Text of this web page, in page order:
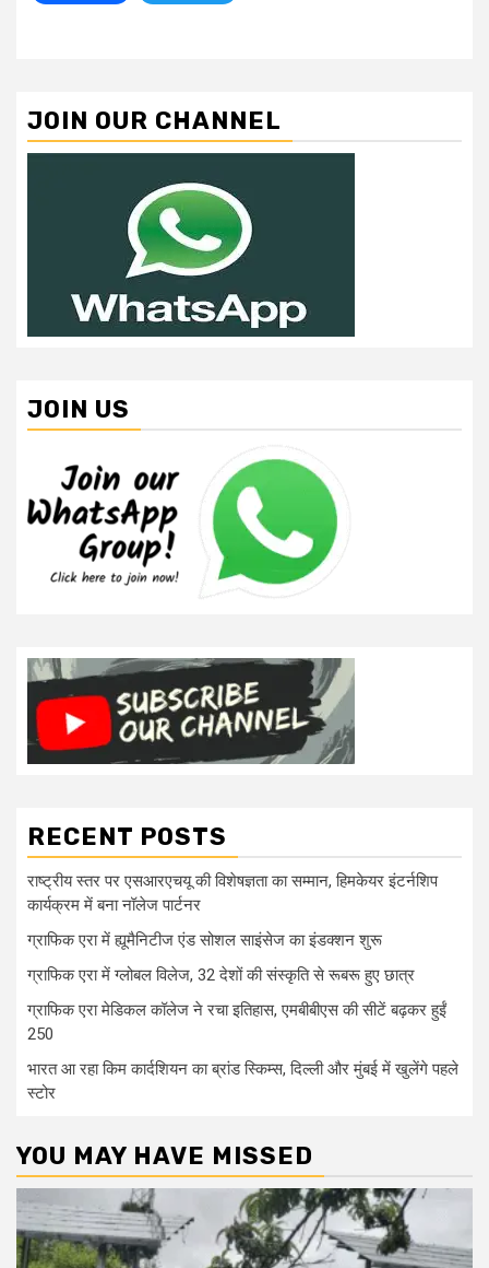
JOIN OUR CHANNEL
JOIN US
RECENT POSTS
राष्ट्रीय स्तर पर एसआरएचयू की विशेषज्ञता का सम्मान, हिमकेयर इंटर्नशिप
कार्यक्रम में बना नॉलेज पार्टनर
ग्राफिक एरा में ह्यूमैनिटीज एंड सोशल साइंसेज का इंडक्शन शुरू
ग्राफिक एरा में ग्लोबल विलेज, 32 देशों की संस्कृति से रूबरू हुए छात्र
ग्राफिक एरा मेडिकल कॉलेज ने रचा इतिहास, एमबीबीएस की सीटें बढ़कर हुईं
250
भारत आ रहा किम कार्दशियन का ब्रांड स्किम्स, दिल्ली और मुंबई में खुलेंगे पहले
स्टोर
YOU MAY HAVE MISSED